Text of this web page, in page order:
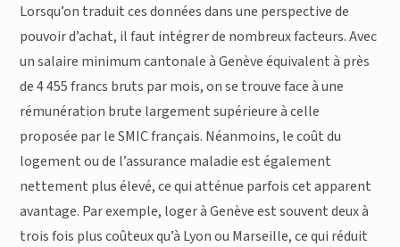
Lorsqu’on traduit ces données dans une perspective de
pouvoir d’achat, il faut intégrer de nombreux facteurs. Avec
un salaire minimum cantonale à Genève équivalent à près
de 4 455 francs bruts par mois, on se trouve face à une
rémunération brute largement supérieure à celle
proposée par le SMIC français. Néanmoins, le coût du
logement ou de l’assurance maladie est également
nettement plus élevé, ce qui atténue parfois cet apparent
avantage. Par exemple, loger à Genève est souvent deux à
trois fois plus coûteux qu’à Lyon ou Marseille, ce qui réduit